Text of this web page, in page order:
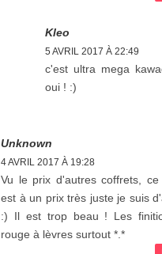
Kleo
5 AVRIL 2017 À 22:49
c'est ultra mega
oui ! :)
Unknown
4 AVRIL 2017 À 19:28
Vu le prix d'autres coffrets, ce
est à un prix très juste je suis
:) Il est trop beau ! Les
rouge à lèvres surtout *.*